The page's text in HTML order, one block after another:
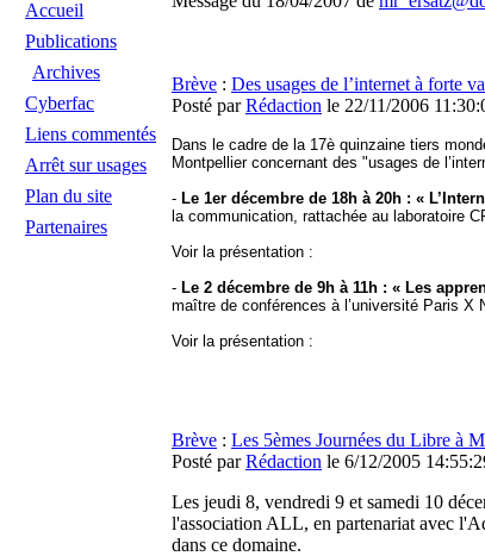
Accueil
Publications
Archives
Cyberfac
Liens commentés
Arrêt sur usages
Plan du site
Partenaires
Brève : Des usages de l’internet à forte
Posté parRédaction le 22/11/2006
Dans le cadre de la 17è quinzaine tiers
Montpellier concernant des "usages de
- Le 1er décembre de 18h à 20h : «
la communication, rattachée au laboratoire
Voir la présentation :
- Le 2 décembre de 9h à 11h : « Les
maître de conférences à l’université Paris X
Voir la présentation :
Brève : Les 5èmes Journées du Libre à
Posté parRédaction le 6/12/2005
Les jeudi 8, vendredi 9 et samedi 10
l'association ALL, en partenariat avec
dans ce domaine.